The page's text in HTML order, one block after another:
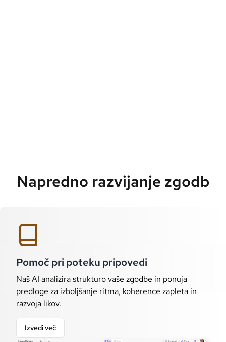
Napredno razvijanje zgodb
Pomoč pri poteku pripovedi
Naš AI analizira strukturo vaše zgodbe in ponuja
predloge za izboljšanje ritma, koherence zapleta in
razvoja likov.
Izvedi več